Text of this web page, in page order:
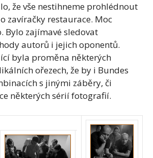
že vše nestihneme prohlédnout
zavíračky restaurace. Moc
Bylo zajímavé sledovat
autorů i jejich oponentů.
byla proměna některých
ořezech, že by i Bundes
s jinými záběry, či
některých sérií fotografií.